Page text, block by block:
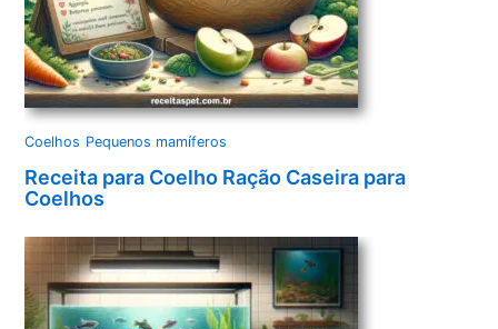
Coelhos Pequenos mamíferos
Receita para Coelho Ração Caseira para
Coelhos